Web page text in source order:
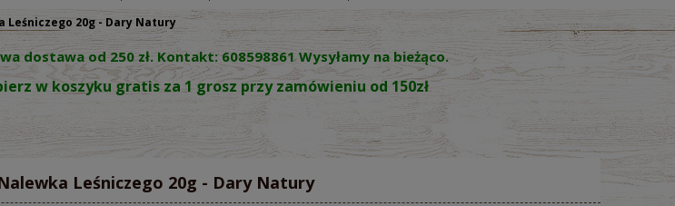
20g - Dary Natury
dostawa od 250 zł. Kontakt: 608598861 Wysyłamy na bieżąco.
w koszyku gratis za 1 grosz przy zamówieniu od 150zł
Leśniczego 20g - Dary Natury